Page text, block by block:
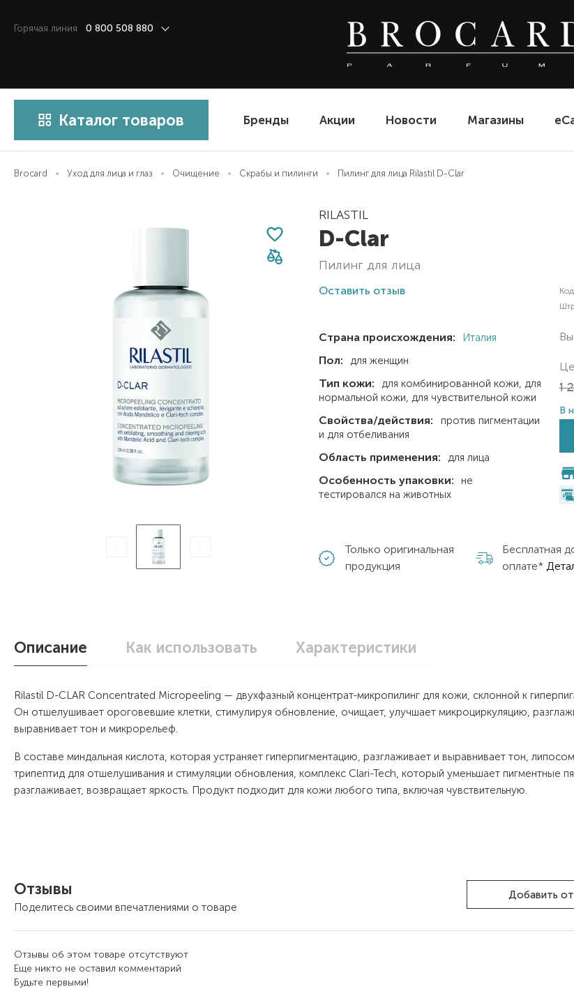
Горячая линия 0 800 508 880
Каталог товаров Бренды Акции Новости Магазины
Brocard Уход для лица и глаз Очищение Скрабы и пилинги Пилинг для лица Rilastil D-Clar
RILASTIL
D-Clar
пилинг для лица
Оставить отзыв
Страна происхождения: Италия
Пол: для женщин
Тип кожи: для комбинированной кожи
нормальной кожи для чувствительной кожи
Свойства/действия:
и для отбеливания
Область применения: для лица
Особенность упаковки:
тестировался на животных
1
В
Только оригинальная
продукция
Бесплатная
оплате*
Описание
Rilastil D-CLAR Concentrated Micropeeling — двухфазный концентрат-микропилинг для кожи, склонной к
Он отшелушивает ороговевшие клетки, стимулируя обновление, очищает, улучшает микроциркуляцию,
выравнивает тон и микрорельеф.
В составе миндальная кислота, которая устраняет гиперпигментацию, разглаживает и выравнивает тон,
трипептид для отшелушивания и стимуляции обновления, комплекс Clari-Tech, который уменьшает пигментные
разглаживает, возвращает яркость. Продукт подходит для кожи любого типа, включая чувствительную.
Как использовать Характеристики
Отзывы
Поделитесь своими впечатлениями о товаре
Добавить
Отзывы об этом товаре отсутствуют
Еще никто не оставил комментарий
Будьте первыми!